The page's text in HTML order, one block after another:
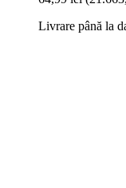
Livrare până la